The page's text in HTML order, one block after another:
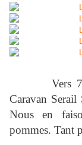
Vers 7 h,
Caravan
Nous en
pommes. Tant